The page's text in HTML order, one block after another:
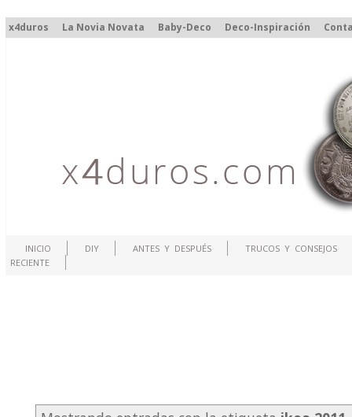
x4duros La Novia Novata Baby-Deco Deco-Inspiración
INICIO DIY ANTES Y DESPUÉS
TRUCOS Y CONSEJOS
RECIENTE